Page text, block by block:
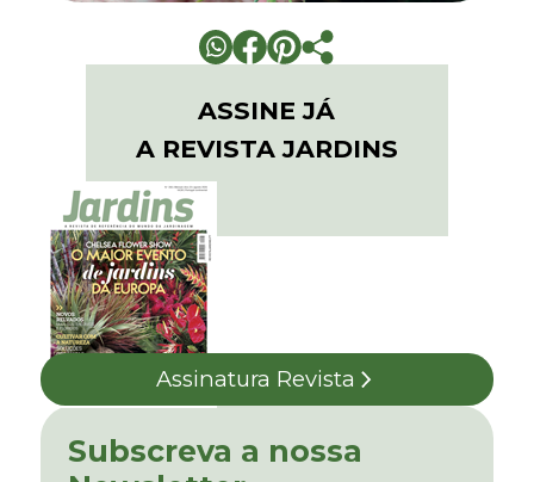
ASSINE JÁ
A REVISTA JARDINS
Assinatura Revista
Subscreva a nossa